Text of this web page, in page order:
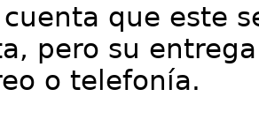
cuenta que este
pero su
o telefonía.